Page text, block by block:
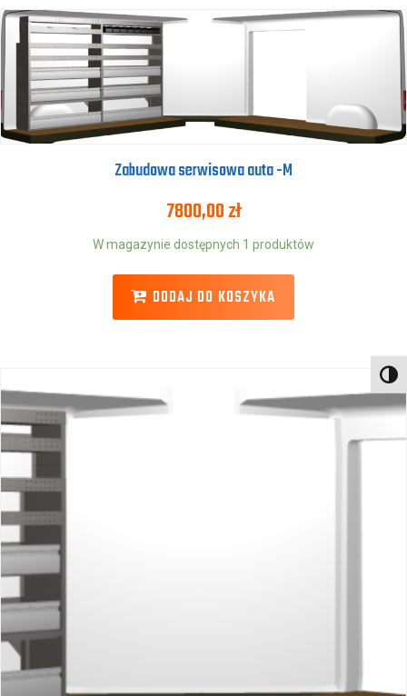
Zabudowa serwisowa auta -M
7800,00zł
W magazynie dostępnych 1 produktów
DODAJ DO KOSZYKA